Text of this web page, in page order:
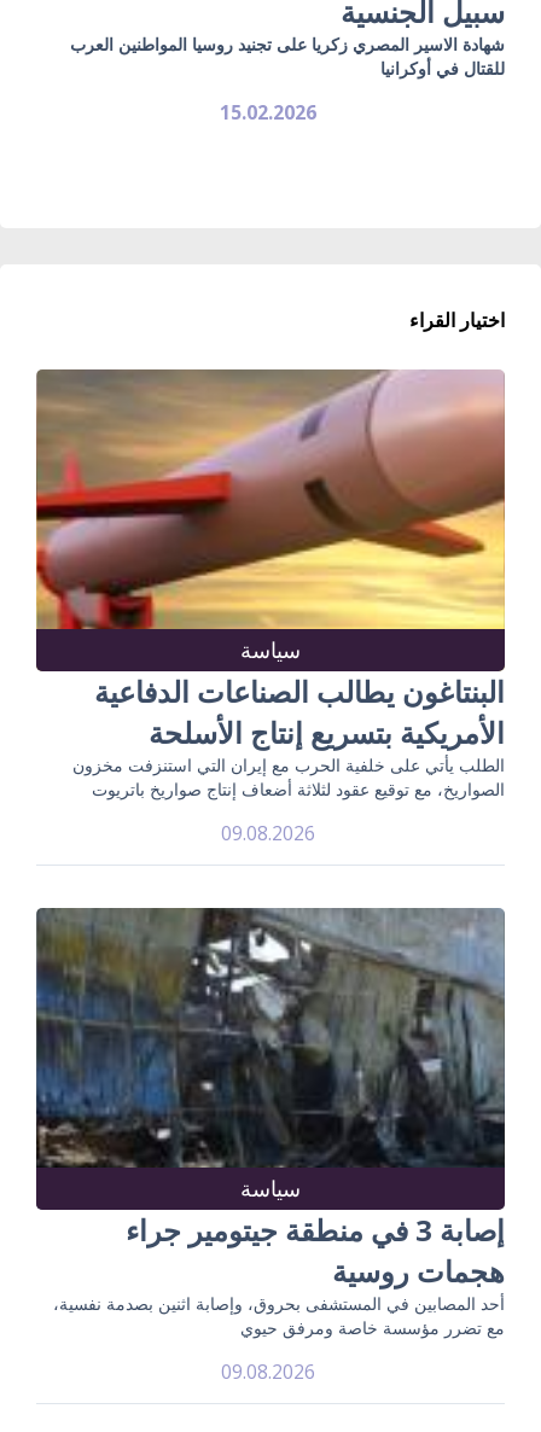
سبيل الجنسية
شهادة الاسير المصري زكريا على تجنيد روسيا المواطنين العرب
للقتال في أوكرانيا
15.02.2026
اختيار القراء
سياسة
البنتاغون يطالب الصناعات الدفاعية
الأمريكية بتسريع إنتاج الأسلحة
الطلب يأتي على خلفية الحرب مع إيران التي استنزفت مخزون
الصواريخ، مع توقيع عقود لثلاثة أضعاف إنتاج صواريخ باتريوت
09.08.2026
سياسة
إصابة 3 في منطقة جيتومير جراء
هجمات روسية
أحد المصابين في المستشفى بحروق، وإصابة اثنين بصدمة نفسية،
مع تضرر مؤسسة خاصة ومرفق حيوي
09.08.2026